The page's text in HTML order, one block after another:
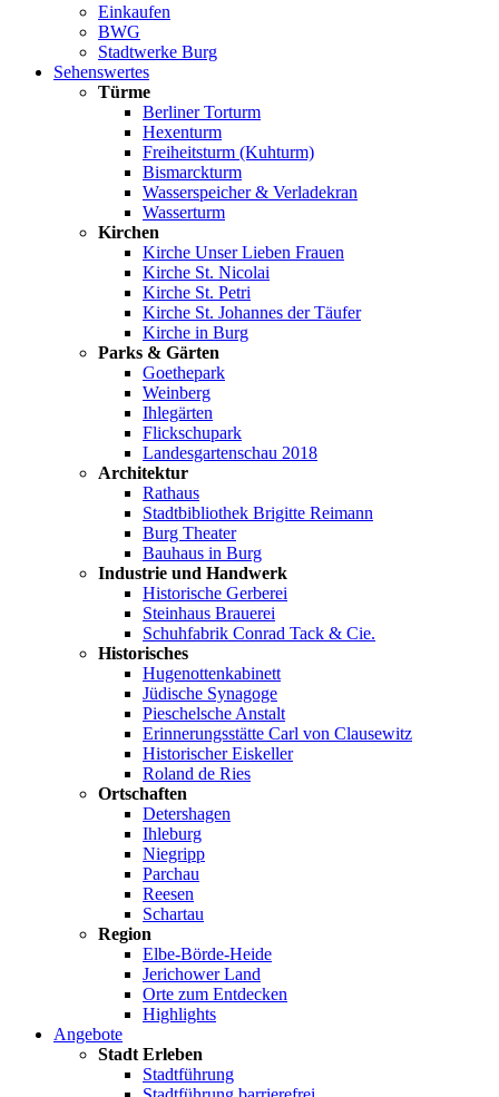
Einkaufen
BWG
Stadtwerke Burg
Sehenswertes
Türme
Berliner Torturm
Hexenturm
Freiheitsturm (Kuhturm)
Bismarckturm
Wasserspeicher & Verladekran
Wasserturm
Kirchen
Kirche Unser Lieben Frauen
Kirche St. Nicolai
Kirche St. Petri
Kirche St. Johannes der Täufer
Kirche in Burg
Parks & Gärten
Goethepark
Weinberg
Ihlegärten
Flickschupark
Landesgartenschau 2018
Architektur
Rathaus
Stadtbibliothek Brigitte Reimann
Burg Theater
Bauhaus in Burg
Industrie und Handwerk
Historische Gerberei
Steinhaus Brauerei
Schuhfabrik Conrad Tack & Cie.
Historisches
Hugenottenkabinett
Jüdische Synagoge
Pieschelsche Anstalt
Erinnerungsstätte Carl von Clausewitz
Historischer Eiskeller
Roland de Ries
Ortschaften
Detershagen
Ihleburg
Niegripp
Parchau
Reesen
Schartau
Region
Elbe-Börde-Heide
Jerichower Land
Orte zum Entdecken
Highlights
Angebote
Stadt Erleben
Stadtführung